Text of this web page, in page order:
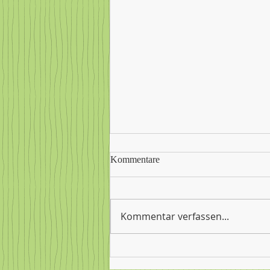
Kommentare
Kommentar verfassen...